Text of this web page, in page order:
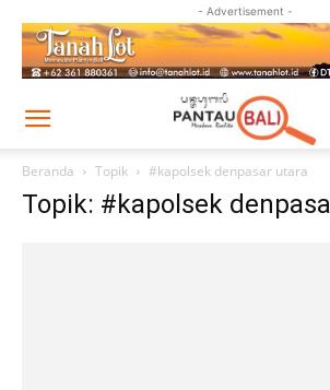
- Advertisement -
Beranda Topik #kapolsek denpasar utara
Topik: #kapolsek